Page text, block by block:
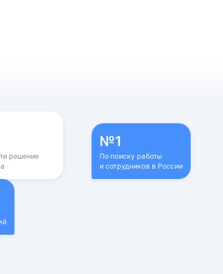
решение
№1
По поиску работы
и сотрудников в России